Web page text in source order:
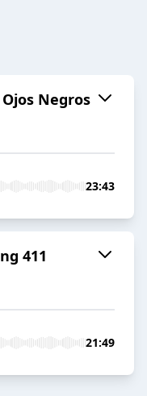
Negros
23:43
411
21:49